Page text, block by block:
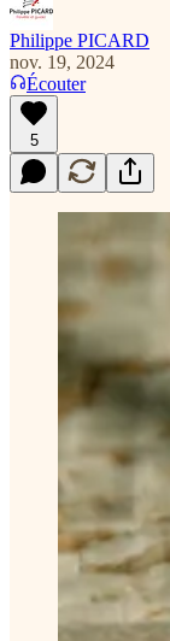
Philippe PICARD
nov. 19, 2024
Écouter
5